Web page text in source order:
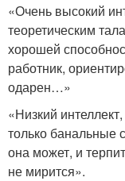
«Очень высокий
теоретическим
хорошей
работник,
одарен…»
«Низкий
только банальные
она может, и
не мирится».